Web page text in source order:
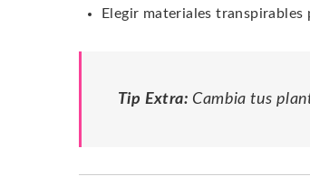
Elegir materiales transpirables
Tip Extra: Cambia tus